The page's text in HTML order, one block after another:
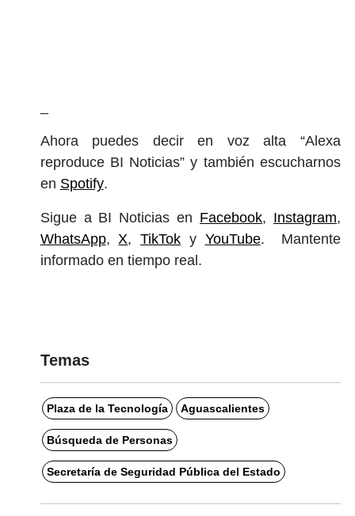
Ahora puedes decir en voz alta “Alexa
reproduce BI Noticias” y también escucharnos
en Spotify.
Sigue a BI Noticias en Facebook, Instagram,
WhatsApp, X,TikTok y YouTube. Mantente
informado en tiempo real.
Temas
Plaza de la Tecnología Aguascalientes
Búsqueda de Personas
Secretaría de Seguridad Pública del Estado